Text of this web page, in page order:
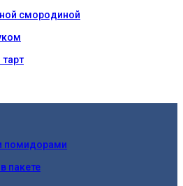
смородиной
помидорами
пакете